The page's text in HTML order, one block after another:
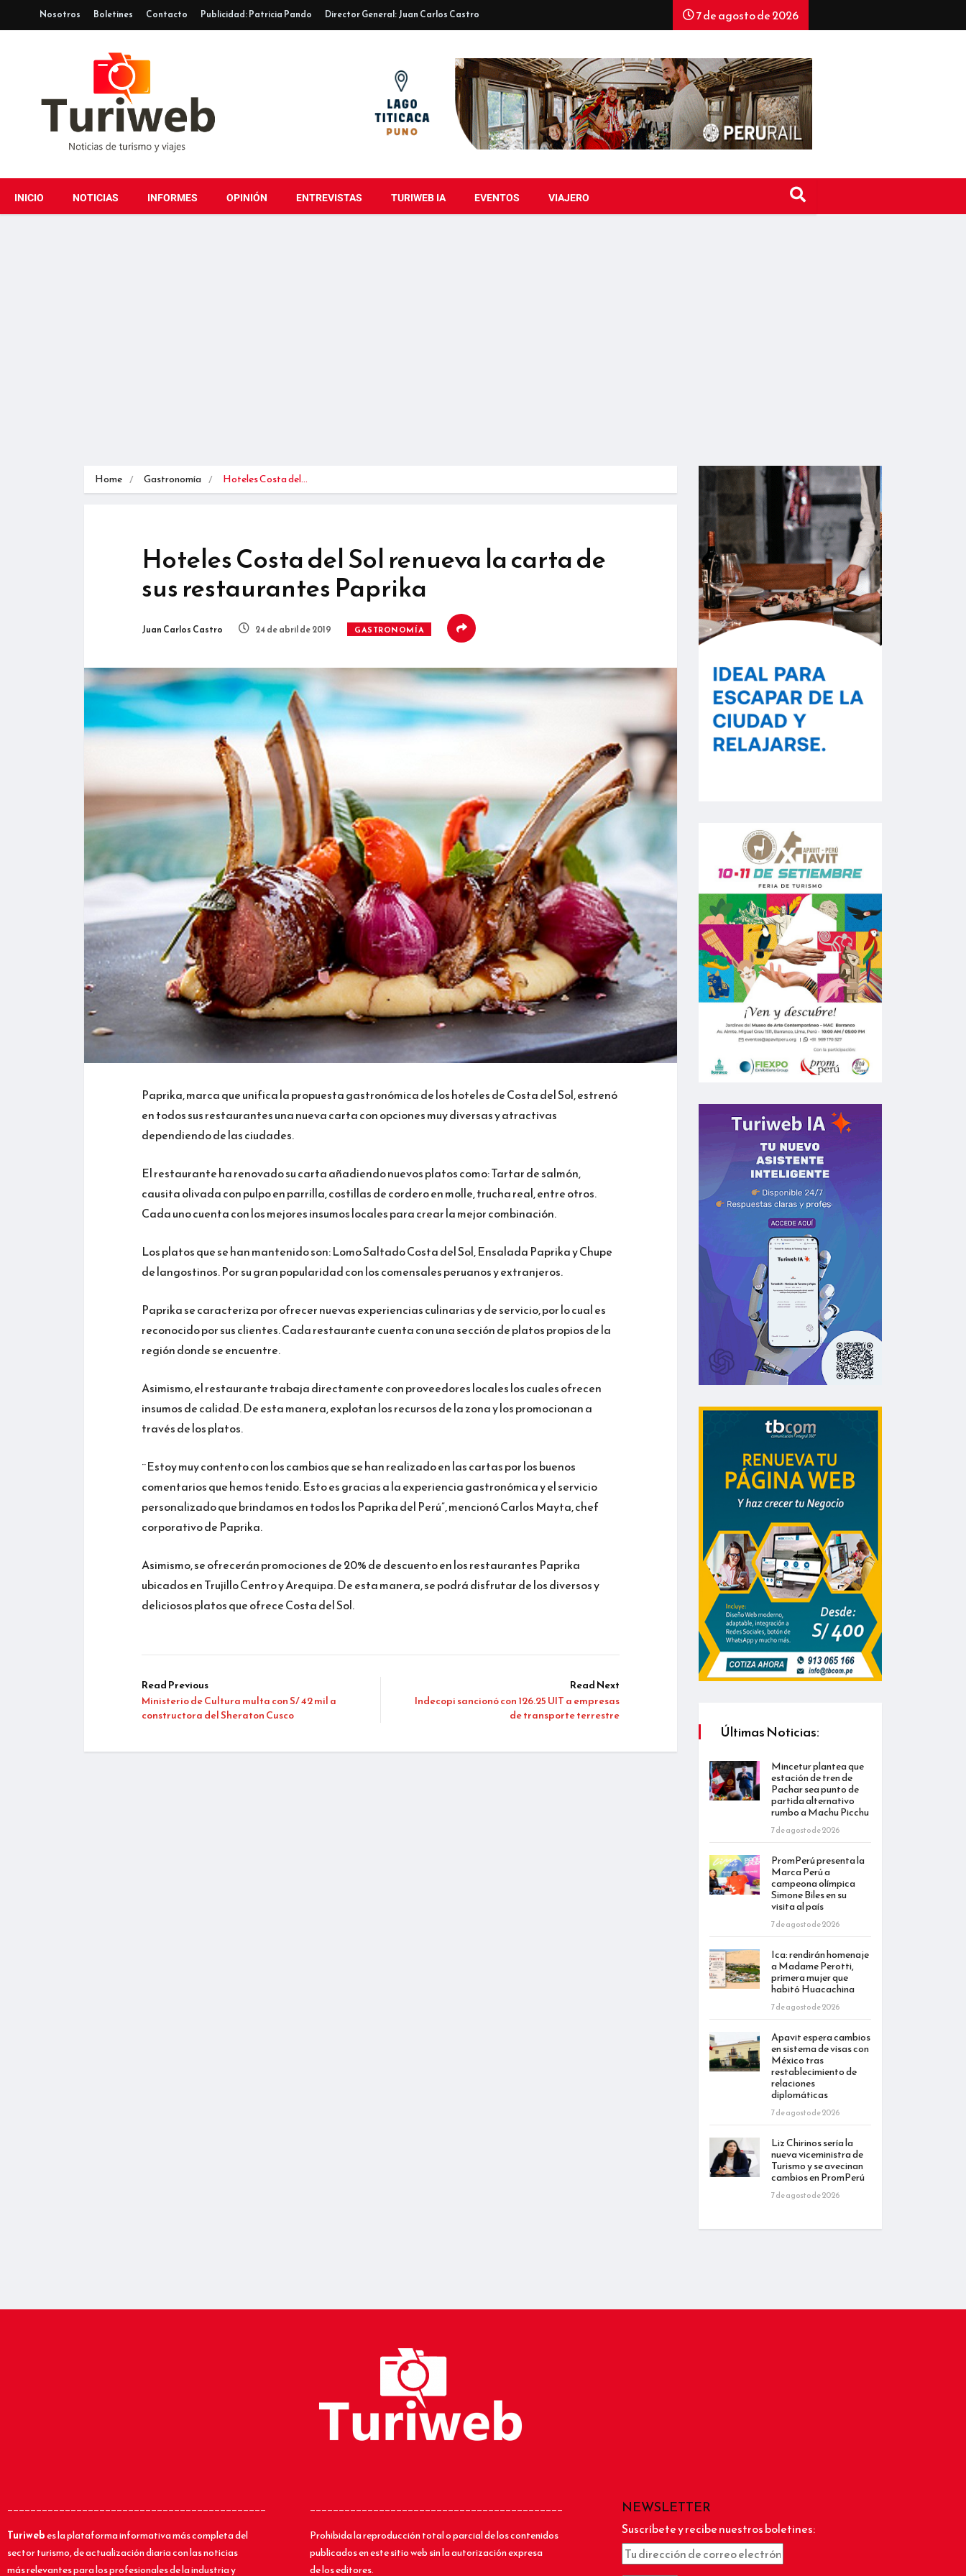
Nosotros Boletines Contacto Publicidad: Patricia Pando Director General: Juan Carlos Castro 7 de agosto de 2026
INICIO NOTICIAS INFORMES OPINIÓN ENTREVISTAS TURIWEB IA EVENTOS VIAJERO
Home Gastronomía Hoteles Costa del…
Hoteles Costa del Sol renueva la carta de
sus restaurantes Paprika
Juan Carlos Castro 24 de abril de 2019 GASTRONOMÍA
Paprika, marca que unifica la propuesta gastronómica de los hoteles de Costa del Sol, estrenó
en todos sus restaurantes una nueva carta con opciones muy diversas y atractivas
dependiendo de las ciudades.
El restaurante ha renovado su carta añadiendo nuevos platos como: Tartar de salmón,
causita olivada con pulpo en parrilla, costillas de cordero en molle, trucha real, entre otros.
Cada uno cuenta con los mejores insumos locales para crear la mejor combinación.
Los platos que se han mantenido son: Lomo Saltado Costa del Sol, Ensalada Paprika y Chupe
de langostinos. Por su gran popularidad con los comensales peruanos y extranjeros.
Paprika se caracteriza por ofrecer nuevas experiencias culinarias y de servicio, por lo cual es
reconocido por sus clientes. Cada restaurante cuenta con una sección de platos propios de la
región donde se encuentre.
Asimismo, el restaurante trabaja directamente con proveedores locales los cuales ofrecen
insumos de calidad. De esta manera, explotan los recursos de la zona y los promocionan a
través de los platos.
¨Estoy muy contento con los cambios que se han realizado en las cartas por los buenos
comentarios que hemos tenido. Esto es gracias a la experiencia gastronómica y el servicio
personalizado que brindamos en todos los Paprika del Perú”, mencionó Carlos Mayta, chef
corporativo de Paprika.
Asimismo, se ofrecerán promociones de 20% de descuento en los restaurantes Paprika
ubicados en Trujillo Centro y Arequipa. De esta manera, se podrá disfrutar de los diversos y
deliciosos platos que ofrece Costa del Sol.
Read Previous
Ministerio de Cultura multa con S/ 42 mil a
constructora del Sheraton Cusco
Read Next
Indecopi sancionó con 126.25 UIT a empresas
de transporte terrestre
Últimas Noticias:
Mincetur plantea que
estación de tren de
Pachar sea punto de
partida alternativo
rumbo a Machu Picchu
7 de agosto de 2026
PromPerú presenta la
Marca Perú a
campeona olímpica
Simone Biles en su
visita al país
7 de agosto de 2026
Ica: rendirán homenaje
a Madame Perotti,
primera mujer que
habitó Huacachina
7 de agosto de 2026
Apavit espera cambios
en sistema de visas con
México tras
restablecimiento de
relaciones
diplomáticas
7 de agosto de 2026
Liz Chirinos sería la
nueva viceministra de
Turismo y se avecinan
cambios en PromPerú
7 de agosto de 2026
_____________________________________________
Turiwebes la plataforma informativa más completa del
sector turismo, de actualización diaria con las noticias
más relevantes para los profesionales de la industria y
____________________________________________
Prohibida la reproducción total o parcial de los contenidos
publicados en este sitio web sin la autorización expresa
de los editores.
NEWSLETTER
Suscríbete y recibe nuestros boletines: